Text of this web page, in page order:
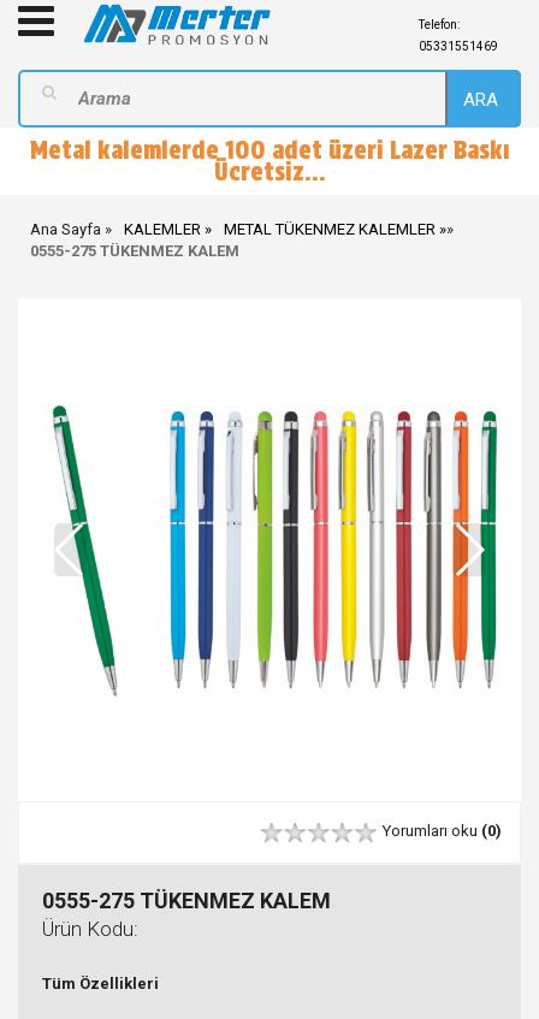
Telefon:
05331551469
ARA
Metal kalemlerde 100 adet üzeri Lazer Baskı
Ücretsiz...
Ana Sayfa KALEMLER »
METAL TÜKENMEZ KALEMLER
0555-275 TÜKENMEZ KALEM
Yorumları oku (0)
0555-275 TÜKENMEZ KALEM
Ürün Kodu:
Tüm Özellikleri